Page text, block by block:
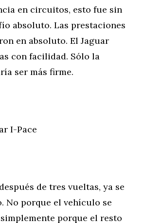
en circuitos, esto fue sin
absoluto. Las prestaciones
en absoluto. El Jaguar
con facilidad. Sólo la
ser más firme.
I-Pace
de tres vueltas, ya se
No porque el vehículo se
porque el resto